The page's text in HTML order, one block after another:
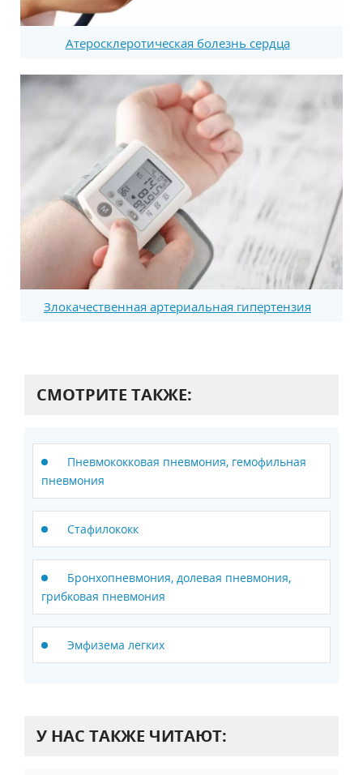
Атеросклеротическая болезнь сердца
Злокачественная артериальная гипертензия
СМОТРИТЕ ТАКЖЕ:
Пневмококковая пневмония, гемофильная
пневмония
Стафилококк
Бронхопневмония, долевая пневмония,
грибковая пневмония
Эмфизема легких
У НАС ТАКЖЕ ЧИТАЮТ: